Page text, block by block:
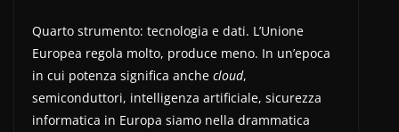
Quarto strumento: tecnologia e dati. L’Unione
Europea regola molto, produce meno. In un’epoca
in cui potenza significa anche cloud,
semiconduttori, intelligenza artificiale, sicurezza
informatica in Europa siamo nella drammatica